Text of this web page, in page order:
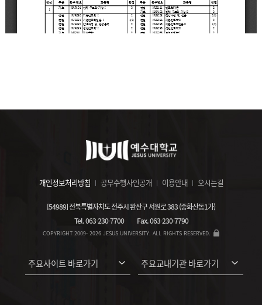
개인정보처리방침 공무수행사인공개 이용안내 오시는길
[54989] 전북특별자치도 전주시 완산구 서원로 383 (중화산동1가)
Tel.063-230-7700 Fax.063-230-7790
COPYRIGHT 2009- 2026 JESUS UNIVERSITY. ALL RIGHTS RESERVED.